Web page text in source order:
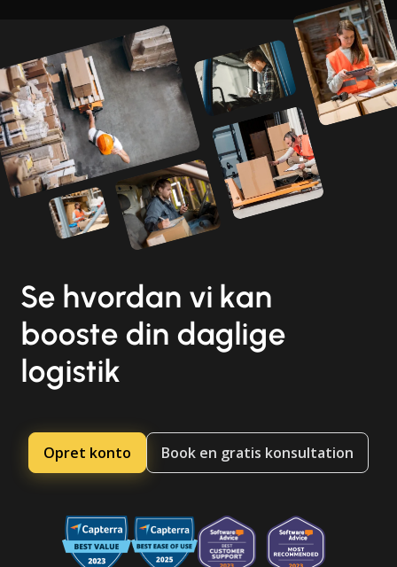
Se hvordan vi kan
booste din daglige
logistik
Opret konto Book en gratis konsultation